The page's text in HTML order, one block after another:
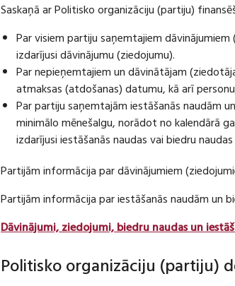
Saskaņā ar Politisko organizāciju (partiju)
Par visiem partiju saņemtajiem
izdarījusi dāvinājumu (ziedojumu).
Par nepieņemtajiem un dāvinātājam
atmaksas (atdošanas) datumu, kā arī
Par partiju saņemtajām iestāšanās naudām
minimālo mēnešalgu, norādot no kalendārā
izdarījusi iestāšanās naudas vai biedru
Partijām informācija par dāvinājumiem
Partijām informācija par iestāšanās naudām un
Dāvinājumi, ziedojumi, biedru naudas un
Politisko organizāciju (partiju)